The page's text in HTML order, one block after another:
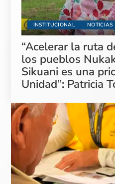
INSTITUCIONAL NOTICIAS
“Acelerar la ruta
los pueblos
Sikuani es una
Unidad”: Patricia